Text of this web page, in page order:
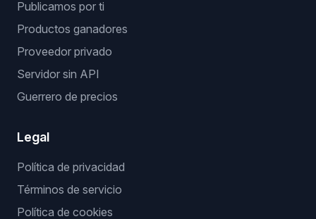
Publicamos por ti
Productos ganadores
Proveedor privado
Servidor sin API
Guerrero de precios
Legal
Política de privacidad
Términos de servicio
Política de cookies